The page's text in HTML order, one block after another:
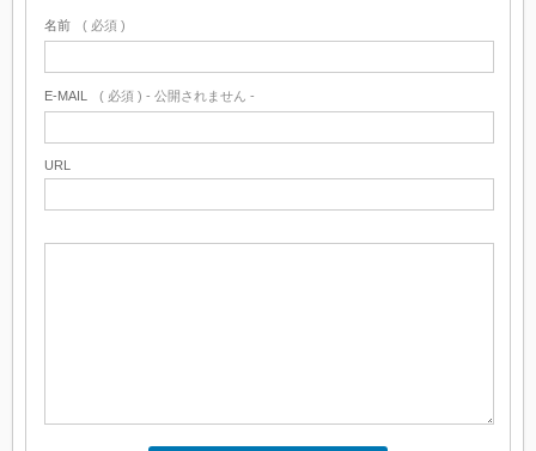
名前 ( 必須 )
E-MAIL ( 必須 ) - 公開されません -
URL